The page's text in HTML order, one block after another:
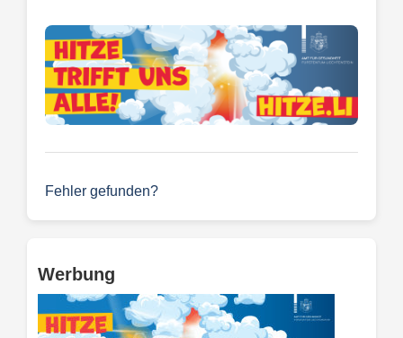
Fehler gefunden?
Werbung